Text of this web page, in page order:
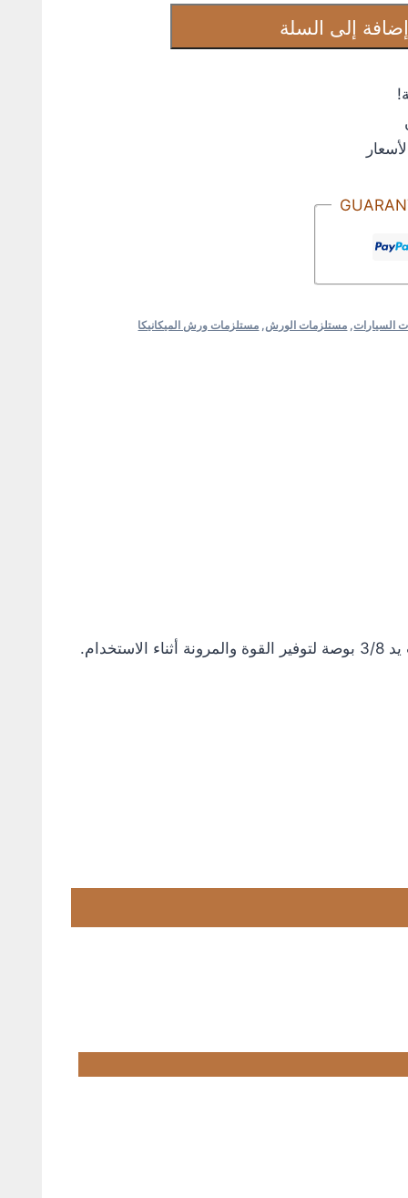
إلى السلة
السيارات, مستلزمات الورش مستلزمات ورش الميكانيكا
لقمة بوجيهات 14 مم مشرشرة، مصممة خصيصًا لسهولة تركيب وإزالة البوجيهات في السيارات والموتوسيكلات. تأتي بتركيب يد 3/8 بوصة لتوفير القوة والمرونة أثناء الاستخدام.